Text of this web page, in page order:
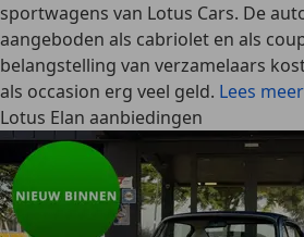
sportwagens van Lotus Cars. De
aangeboden als cabriolet en als
belangstelling van verzamelaars
als occasion erg veel geld. Lees meer
Lotus Elan aanbiedingen